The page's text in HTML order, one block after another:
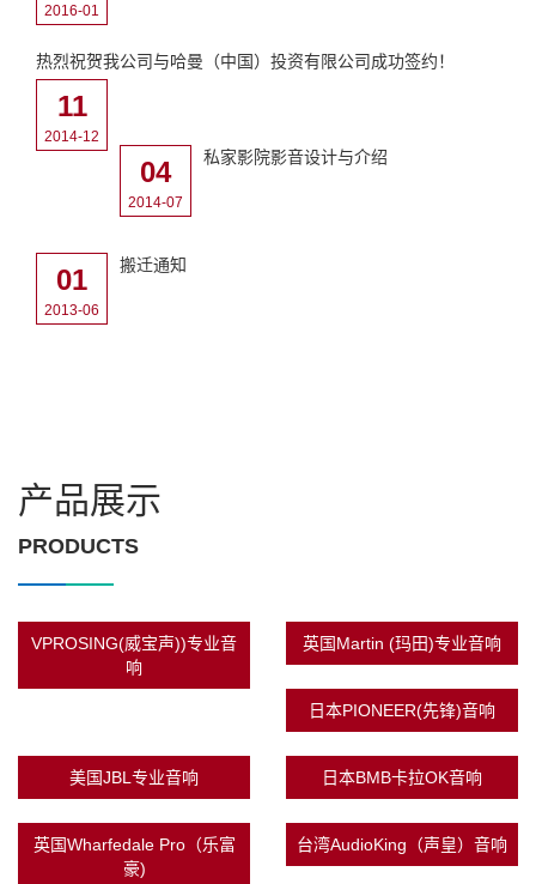
2016-01
热烈祝贺我公司与哈曼（中国）投资有限公司成功签约！
11
2014-12
私家影院影音设计与介绍
04
2014-07
搬迁通知
01
2013-06
产品展示
PRODUCTS
VPROSING(威宝声))专业音
响
英国Martin (玛田)专业音响
日本PIONEER(先锋)音响
美国JBL专业音响 日本BMB卡拉OK音响
英国Wharfedale Pro（乐富
豪)
台湾AudioKing（声皇）音响